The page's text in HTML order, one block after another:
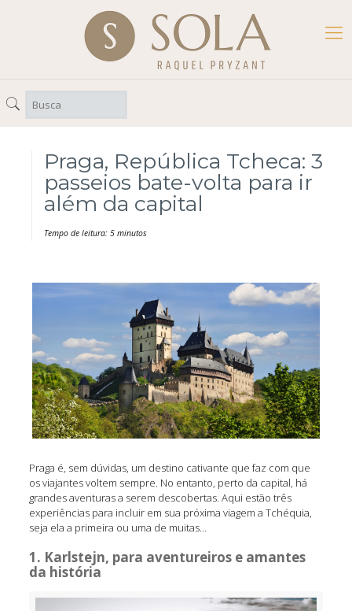
Praga, República Tcheca: 3
passeios bate-volta para ir
além da capital
Tempo de leitura: 5 minutos
Praga é, sem dúvidas, um destino cativante que faz com que
os viajantes voltem sempre. No entanto, perto da capital, há
grandes aventuras a serem descobertas. Aqui estão três
experiências para incluir em sua próxima viagem a Tchéquia,
seja ela a primeira ou uma de muitas…
1. Karlstejn, para aventureiros e amantes
da história